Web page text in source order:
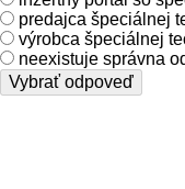
predajca špeciálnej
výrobca špeciálnej
neexistuje správna
Vybrať odpoveď